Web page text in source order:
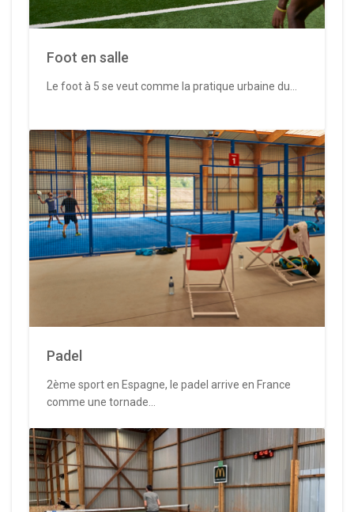
Foot en salle
Le foot à 5 se veut comme la pratique urbaine du...
Padel
2ème sport en Espagne, le padel arrive en France
comme une tornade...